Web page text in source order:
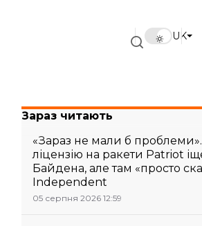
UK
Зараз читають
«Зараз не мали б
ліцензію на ракети Patriot
Байдена, але там «просто
Independent
05 серпня 2026 12:59